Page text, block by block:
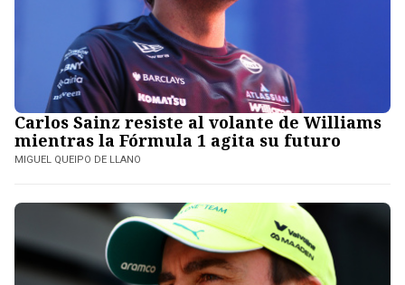
Carlos Sainz resiste al volante de Williams
mientras la Fórmula 1 agita su futuro
MIGUEL QUEIPO DE LLANO